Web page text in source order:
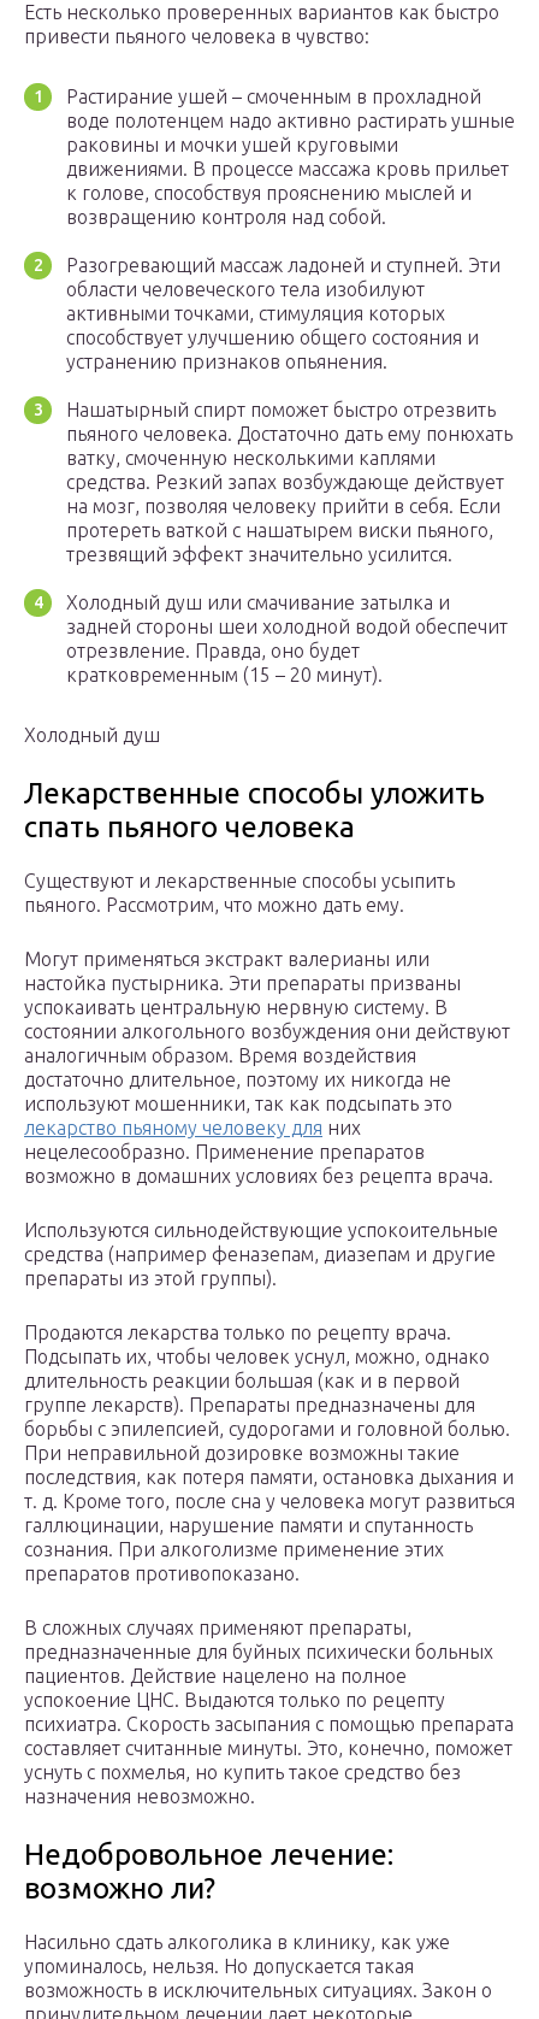
Есть несколько проверенных вариантов как быстро
привести пьяного человека в чувство:
Растирание ушей – смоченным в прохладной
воде полотенцем надо активно растирать ушные
раковины и мочки ушей круговыми
движениями. В процессе массажа кровь прильет
к голове, способствуя прояснению мыслей и
возвращению контроля над собой.
Разогревающий массаж ладоней и ступней. Эти
области человеческого тела изобилуют
активными точками, стимуляция которых
способствует улучшению общего состояния и
устранению признаков опьянения.
Нашатырный спирт поможет быстро отрезвить
пьяного человека. Достаточно дать ему понюхать
ватку, смоченную несколькими каплями
средства. Резкий запах возбуждающе действует
на мозг, позволяя человеку прийти в себя. Если
протереть ваткой с нашатырем виски пьяного,
трезвящий эффект значительно усилится.
Холодный душ или смачивание затылка и
задней стороны шеи холодной водой обеспечит
отрезвление. Правда, оно будет
кратковременным (15 – 20 минут).
Холодный душ
Лекарственные способы уложить
спать пьяного человека
Существуют и лекарственные способы усыпить
пьяного. Рассмотрим, что можно дать ему.
Могут применяться экстракт валерианы или
настойка пустырника. Эти препараты призваны
успокаивать центральную нервную систему. В
состоянии алкогольного возбуждения они действуют
аналогичным образом. Время воздействия
достаточно длительное, поэтому их никогда не
используют мошенники, так как подсыпать это
лекарство пьяному человеку для них
нецелесообразно. Применение препаратов
возможно в домашних условиях без рецепта врача.
Используются сильнодействующие успокоительные
средства (например феназепам, диазепам и другие
препараты из этой группы).
Продаются лекарства только по рецепту врача.
Подсыпать их, чтобы человек уснул, можно, однако
длительность реакции большая (как и в первой
группе лекарств). Препараты предназначены для
борьбы с эпилепсией, судорогами и головной болью.
При неправильной дозировке возможны такие
последствия, как потеря памяти, остановка дыхания и
т. д. Кроме того, после сна у человека могут развиться
галлюцинации, нарушение памяти и спутанность
сознания. При алкоголизме применение этих
препаратов противопоказано.
В сложных случаях применяют препараты,
предназначенные для буйных психически больных
пациентов. Действие нацелено на полное
успокоение ЦНС. Выдаются только по рецепту
психиатра. Скорость засыпания с помощью препарата
составляет считанные минуты. Это, конечно, поможет
уснуть с похмелья, но купить такое средство без
назначения невозможно.
Недобровольное лечение:
возможно ли?
Насильно сдать алкоголика в клинику, как уже
упоминалось, нельзя. Но допускается такая
возможность в исключительных ситуациях. Закон о
принудительном лечении дает некоторые